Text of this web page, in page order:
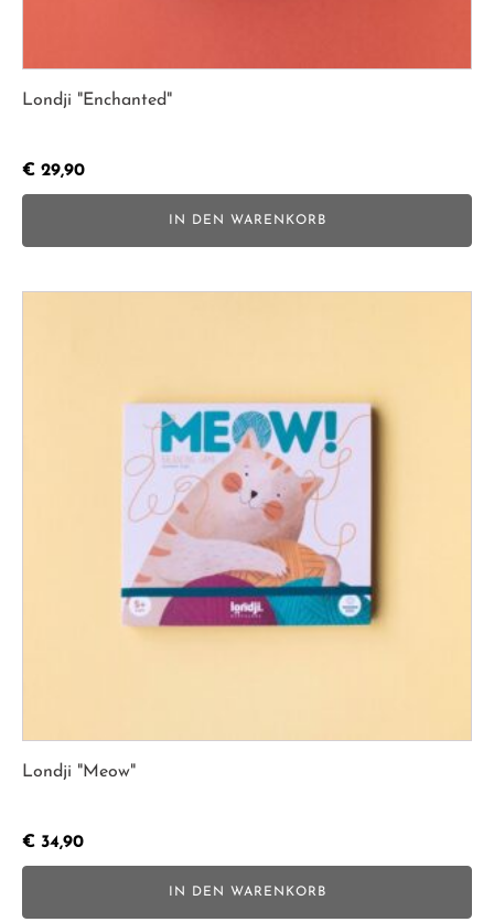
Londji "Enchanted"
€ 29,90
IN DEN WARENKORB
Londji "Meow"
€ 34,90
IN DEN WARENKORB